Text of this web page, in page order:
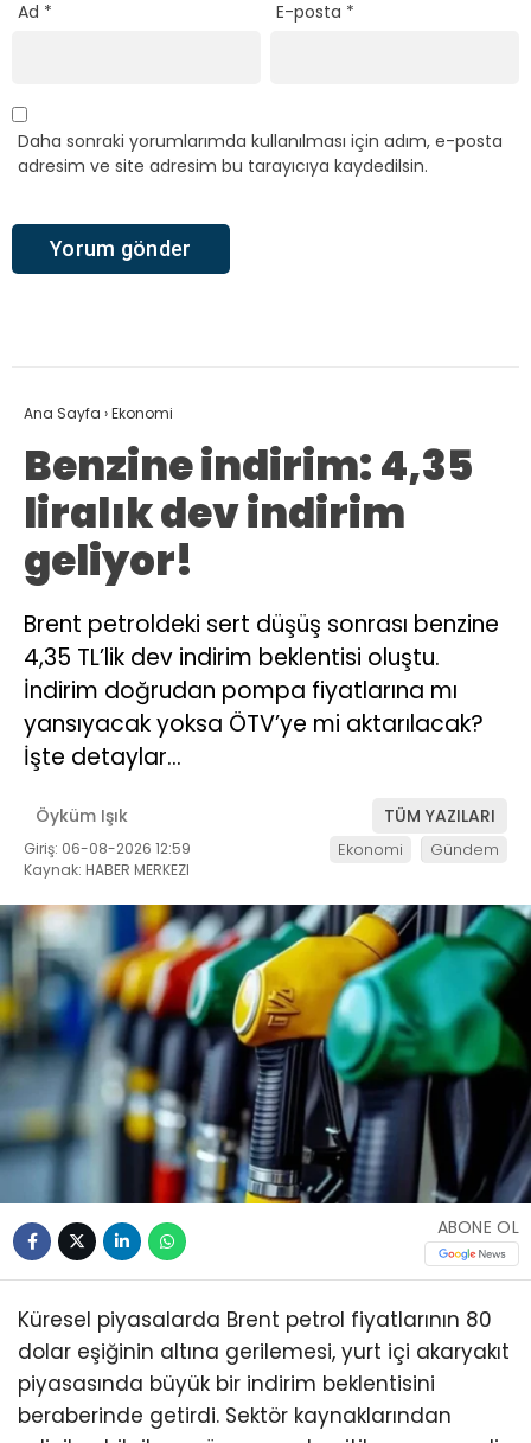
Ad * E-posta *
Daha sonraki yorumlarımda kullanılması için adım, e-posta
adresim ve site adresim bu tarayıcıya kaydedilsin.
Ana Sayfa ›Ekonomi
Benzine indirim: 4,35
liralık dev indirim
geliyor!
Brent petroldeki sert düşüş sonrası benzine
4,35 TL’lik dev indirim beklentisi oluştu.
İndirim doğrudan pompa fiyatlarına mı
yansıyacak yoksa ÖTV’ye mi aktarılacak?
İşte detaylar…
Öyküm Işık TÜM YAZILARI
Giriş: 06-08-2026 12:59
Kaynak: HABER MERKEZI
Ekonomi Gündem
ABONE OL
Küresel piyasalarda Brent petrol fiyatlarının 80
dolar eşiğinin altına gerilemesi, yurt içi akaryakıt
piyasasında büyük bir indirim beklentisini
beraberinde getirdi. Sektör kaynaklarından